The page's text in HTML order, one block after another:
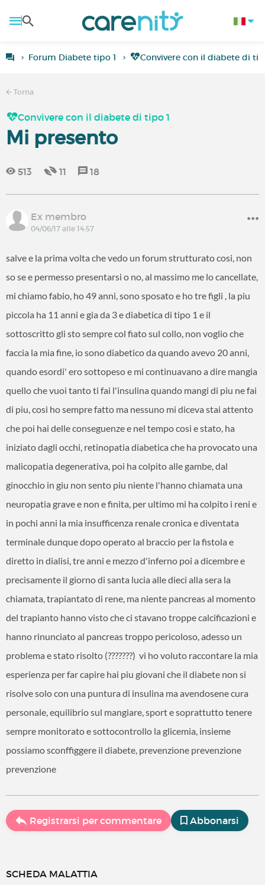
Forum Diabete tipo 1 Convivere con il diabete di
Torna
Convivere con il diabete di tipo 1
Mi presento
513 11 18
Ex membro
04/06/17 alle 14:57
salve e la prima volta che vedo un forum strutturato cosi, non
so se e permesso presentarsi o no, al massimo me lo cancellate,
mi chiamo fabio, ho 49 anni, sono sposato e ho tre figli , la piu
piccola ha 11 anni e gia da 3 e diabetica di tipo 1 e il
sottoscritto gli sto sempre col fiato sul collo, non voglio che
faccia la mia fine, io sono diabetico da quando avevo 20 anni,
quando esordi' ero sottopeso e mi continuavano a dire mangia
quello che vuoi tanto ti fai l'insulina quando mangi di piu ne fai
di piu, cosi ho sempre fatto ma nessuno mi diceva stai attento
che poi hai delle conseguenze e nel tempo cosi e stato, ha
iniziato dagli occhi, retinopatia diabetica che ha provocato una
malicopatia degenerativa, poi ha colpito alle gambe, dal
ginocchio in giu non sento piu niente l'hanno chiamata una
neuropatia grave e non e finita, per ultimo mi ha colpito i reni e
in pochi anni la mia insufficenza renale cronica e diventata
terminale dunque dopo operato al braccio per la fistola e
diretto in dialisi, tre anni e mezzo d'inferno poi a dicembre e
precisamente il giorno di santa lucia alle dieci alla sera la
chiamata, trapiantato di rene, ma niente pancreas al momento
del trapianto hanno visto che ci stavano troppe calcificazioni e
hanno rinunciato al pancreas troppo pericoloso, adesso un
problema e stato risolto (???????) vi ho voluto raccontare la mia
esperienza per far capire hai piu giovani che il diabete non si
risolve solo con una puntura di insulina ma avendosene cura
personale, equilibrio sul mangiare, sport e soprattutto tenere
sempre monitorato e sottocontrollo la glicemia, insieme
possiamo sconffiggere il diabete, prevenzione prevenzione
prevenzione
Registrarsi per commentare Abbonarsi
SCHEDA MALATTIA